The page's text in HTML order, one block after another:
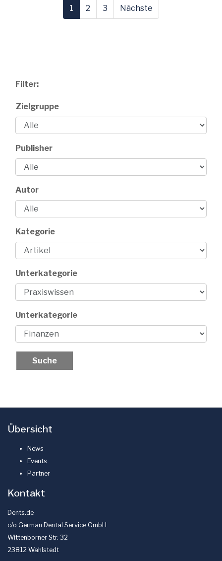
1 2 3 Nächste
Filter:
Zielgruppe
Publisher
Autor
Kategorie
Unterkategorie
Unterkategorie
Übersicht
News
Events
Partner
Kontakt
Dents.de
c/o German Dental Service GmbH
Wittenborner Str. 32
23812 Wahlstedt